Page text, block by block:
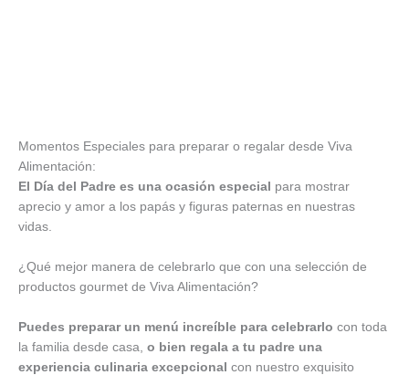
Momentos Especiales para preparar o regalar desde Viva
Alimentación:
El Día del Padre es una ocasión especial para mostrar
aprecio y amor a los papás y figuras paternas en nuestras
vidas.
¿Qué mejor manera de celebrarlo que con una selección de
productos gourmet de Viva Alimentación?
Puedes preparar un menú increíble para celebrarlo con toda
la familia desde casa, o bien regala a tu padre una
experiencia culinaria excepcional con nuestro exquisito